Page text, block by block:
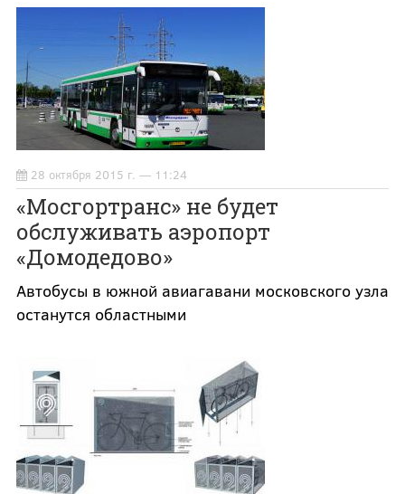
28 октября 2015 г. — 11:24
«Мосгортранс» не будет
обслуживать аэропорт
«Домодедово»
Автобусы в южной авиагавани московского узла
останутся областными